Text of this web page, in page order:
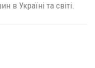
в Україні та світі.